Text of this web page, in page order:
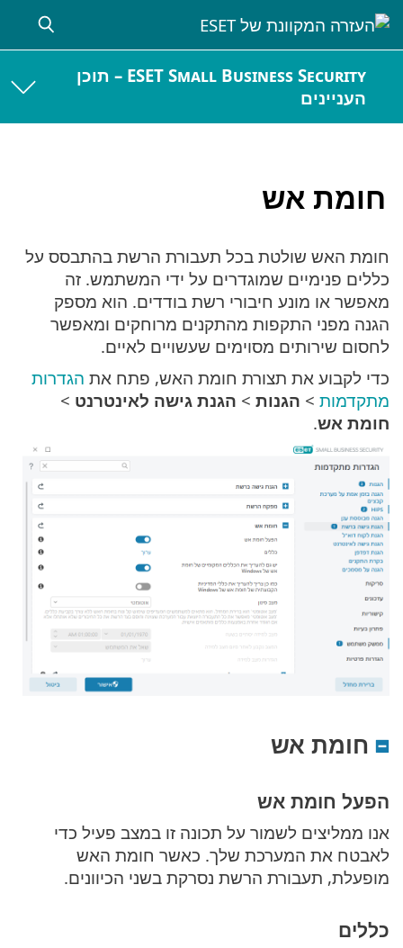
ESET Small Business Security – תוכן
העניינים
חומת אש
חומת האש שולטת בכל תעבורת הרשת בהתבסס על
כללים פנימיים שמוגדרים על ידי המשתמש. זה
מאפשר או מונע חיבורי רשת בודדים. הוא מספק
הגנה מפני התקפות מהתקנים מרוחקים ומאפשר
לחסום שירותים מסוימים שעשויים לאיים.
כדי לקבוע את תצורת חומת האש, פתח את הגדרות
מתקדמות > הגנות > הגנת גישה לאינטרנט >
חומת אש.
חומת אש
הפעל חומת אש
אנו ממליצים לשמור על תכונה זו במצב פעיל כדי
לאבטח את המערכת שלך. כאשר חומת האש
מופעלת, תעבורת הרשת נסרקת בשני הכיוונים.
כללים